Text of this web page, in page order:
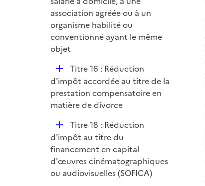
i
e
r
association agréée ou à un
organisme habilité ou
conventionné ayant le même
objet
D
é
p
l
r
Titre 16 : Réduction
d'impôt accordée au titre de la
prestation compensatoire en
matière de divorce
D
é
p
l
i
Titre 18 : Réduction
d'impôt au titre du
financement en capital
d'œuvres cinématographiques
ou audiovisuelles (SOFICA)